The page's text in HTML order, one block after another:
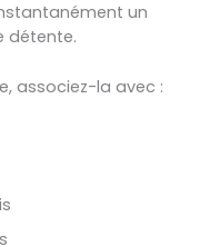
un
détente.
associez-la avec :